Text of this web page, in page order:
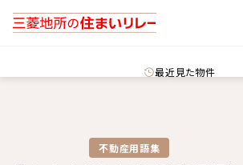
最近見た物件
不動産用語集​